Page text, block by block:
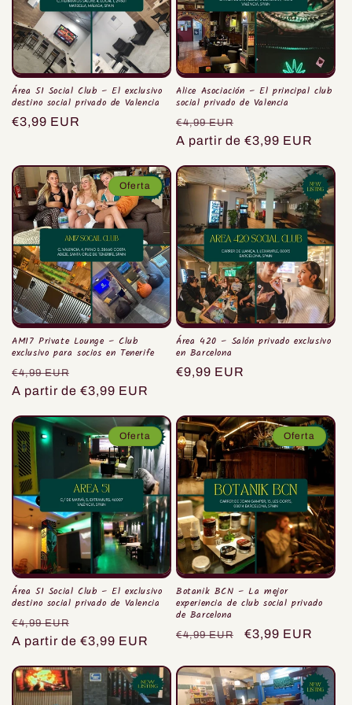
ó
n
:
Área 51 Social Club – El exclusivo
destino social privado de Valencia
Precio
€3,99 EUR
Alice Asociación – El principal club
social privado de Valencia
Precio
habitual
€4,99 EUR
de
A partir de €3,99 EUR
Oferta
AM17 Private Lounge – Club
exclusivo para socios en Tenerife
Precio
habitual
€4,99 EUR
de
A partir de €3,99 EUR
Área 420 – Salón privado exclusivo
en Barcelona
Precio
€9,99 EUR
Oferta
Área 51 Social Club – El exclusivo
destino social privado de Valencia
Precio
habitual
€4,99 EUR
de
A partir de €3,99 EUR
Oferta
Botanik BCN – La mejor
experiencia de club social privado
de Barcelona
Precio
€4,99 EUR
Precio
oferta
€3,99 EUR